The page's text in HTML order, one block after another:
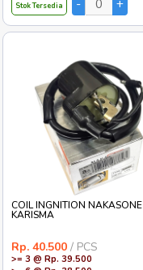
Stok Tersedia
COIL INGNITION NAKASONE
KARISMA
Rp. 40.500 / PCS
>= 3 @ Rp. 39.500